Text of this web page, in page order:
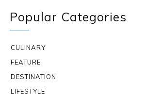
Popular Categories
CULINARY
FEATURE
DESTINATION
LIFESTYLE